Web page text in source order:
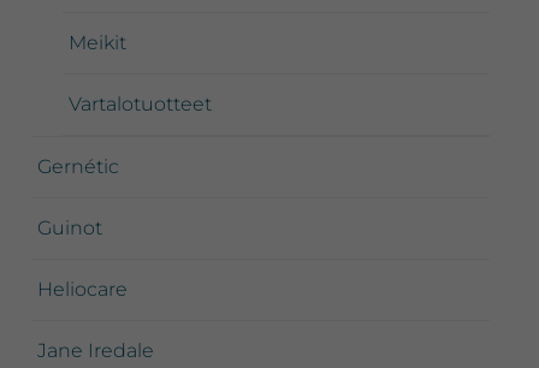
Meikit
Vartalotuotteet
Gernétic
Guinot
Heliocare
Jane Iredale